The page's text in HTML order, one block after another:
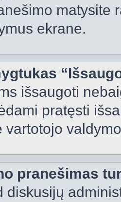
matysite
ekrane.
išsaugoti
pratęsti
vartotojo
pranešimas
diskusijų